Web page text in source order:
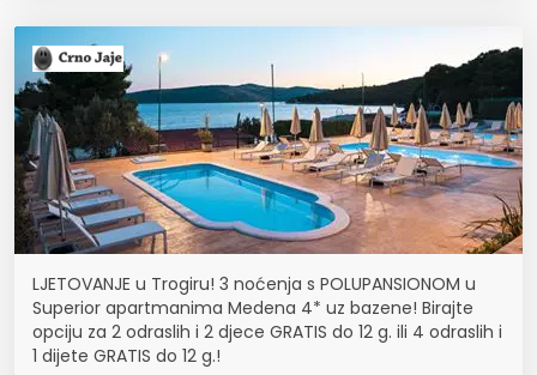
LJETOVANJE u Trogiru! 3 noćenja s POLUPANSIONOM u
Superior apartmanima Medena 4* uz bazene! Birajte
opciju za 2 odraslih i 2 djece GRATIS do 12 g. ili 4 odraslih i
1 dijete GRATIS do 12 g.!